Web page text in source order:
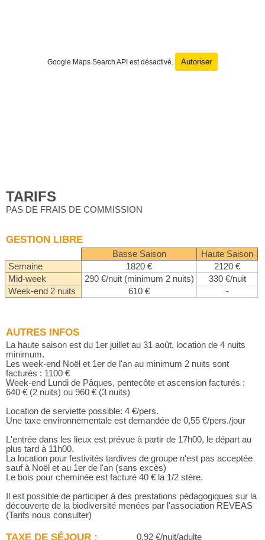
Google Maps Search API est désactivé. Autoriser
TARIFS
PAS DE FRAIS DE COMMISSION
GESTION LIBRE
Basse Saison
Haute Saison
Semaine
1820 €
2120 €
Mid-week
290 €/nuit (minimum 2 nuits)
330 €/nuit
Week-end 2 nuits
610 € -
AUTRES INFOS
La haute saison est du 1er juillet au 31 août, location de 4 nuits
minimum.
Les week-end Noël et 1er de l'an au minimum 2 nuits sont
facturés : 1100 €
Week-end Lundi de Pâques, pentecôte et ascension facturés :
640 € (2 nuits) ou 960 € (3 nuits)
Location de serviette possible: 4 €/pers.
Une taxe environnementale est demandée de 0,55 €/pers./jour
L'entrée dans les lieux est prévue à partir de 17h00, le départ au
plus tard à 11h00.
La location pour festivités tardives de groupe n'est pas acceptée
sauf à Noël et au 1er de l'an (sans excès)
Le bois pour cheminée est facturé 40 € la 1/2 stère.
Il est possible de participer à des prestations pédagogiques sur la
découverte de la biodiversité menées par l'association REVEAS
(Tarifs nous consulter)
TAXE DE SÉJOUR : 0,92 €/nuit/adulte